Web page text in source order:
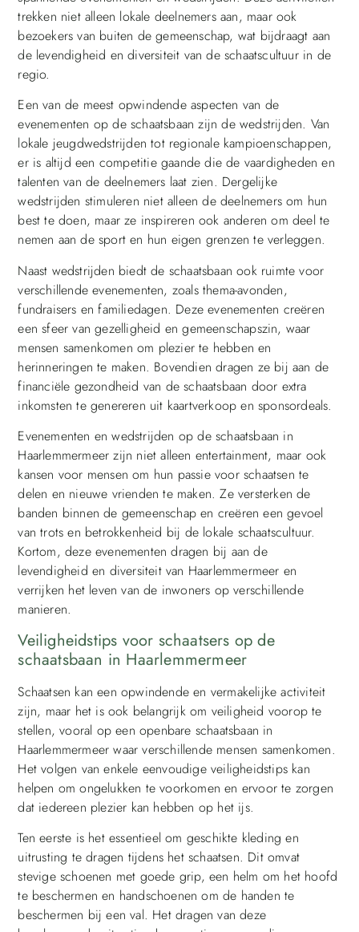
trekken niet alleen lokale deelnemers aan, maar ook
bezoekers van buiten de gemeenschap, wat bijdraagt aan
de levendigheid en diversiteit van de schaatscultuur in de
regio.
Een van de meest opwindende aspecten van de
evenementen op de schaatsbaan zijn de wedstrijden. Van
lokale jeugdwedstrijden tot regionale kampioenschappen,
er is altijd een competitie gaande die de vaardigheden en
talenten van de deelnemers laat zien. Dergelijke
wedstrijden stimuleren niet alleen de deelnemers om hun
best te doen, maar ze inspireren ook anderen om deel te
nemen aan de sport en hun eigen grenzen te verleggen.
Naast wedstrijden biedt de schaatsbaan ook ruimte voor
verschillende evenementen, zoals thema-avonden,
fundraisers en familiedagen. Deze evenementen creëren
een sfeer van gezelligheid en gemeenschapszin, waar
mensen samenkomen om plezier te hebben en
herinneringen te maken. Bovendien dragen ze bij aan de
financiële gezondheid van de schaatsbaan door extra
inkomsten te genereren uit kaartverkoop en sponsordeals.
Evenementen en wedstrijden op de schaatsbaan in
Haarlemmermeer zijn niet alleen entertainment, maar ook
kansen voor mensen om hun passie voor schaatsen te
delen en nieuwe vrienden te maken. Ze versterken de
banden binnen de gemeenschap en creëren een gevoel
van trots en betrokkenheid bij de lokale schaatscultuur.
Kortom, deze evenementen dragen bij aan de
levendigheid en diversiteit van Haarlemmermeer en
verrijken het leven van de inwoners op verschillende
manieren.
Veiligheidstips voor schaatsers op de
schaatsbaan in Haarlemmermeer
Schaatsen kan een opwindende en vermakelijke activiteit
zijn, maar het is ook belangrijk om veiligheid voorop te
stellen, vooral op een openbare schaatsbaan in
Haarlemmermeer waar verschillende mensen samenkomen.
Het volgen van enkele eenvoudige veiligheidstips kan
helpen om ongelukken te voorkomen en ervoor te zorgen
dat iedereen plezier kan hebben op het ijs.
Ten eerste is het essentieel om geschikte kleding en
uitrusting te dragen tijdens het schaatsen. Dit omvat
stevige schoenen met goede grip, een helm om het hoofd
te beschermen en handschoenen om de handen te
beschermen bij een val. Het dragen van deze